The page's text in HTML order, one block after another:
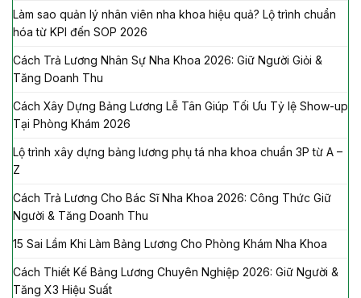
Làm sao quản lý nhân viên nha khoa hiệu quả? Lộ trình chuẩn
hóa từ KPI đến SOP 2026
Cách Trả Lương Nhân Sự Nha Khoa 2026: Giữ Người Giỏi &
Tăng Doanh Thu
Cách Xây Dựng Bảng Lương Lễ Tân Giúp Tối Ưu Tỷ lệ Show-up
Tại Phòng Khám 2026
Lộ trình xây dựng bảng lương phụ tá nha khoa chuẩn 3P từ A –
Z
Cách Trả Lương Cho Bác Sĩ Nha Khoa 2026: Công Thức Giữ
Người & Tăng Doanh Thu
15 Sai Lầm Khi Làm Bảng Lương Cho Phòng Khám Nha Khoa
Cách Thiết Kế Bảng Lương Chuyên Nghiệp 2026: Giữ Người &
Tăng X3 Hiệu Suất